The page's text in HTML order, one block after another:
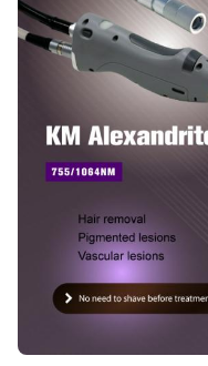
Stationär
Type:
Laser
Enthaarung,
Hautverjüngung,
Application:
Für die kommerziellen
After-Sales Service
Kostenlose
Videotechnischer
Inbetriebnahme und
2 Jahre